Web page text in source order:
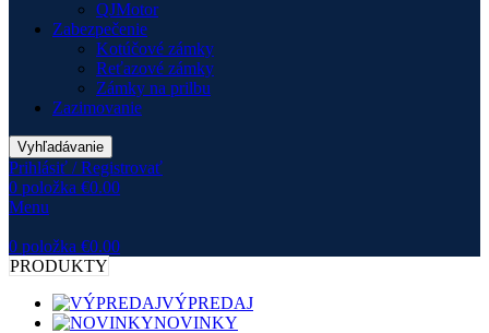
QJMotor
Zabezpečenie
Kotúčové zámky
Reťazové zámky
Zámky na prilbu
Zazimovanie
Vyhľadávanie
Prihlásiť / Registrovať
0 položka €0.00
Menu
0 položka €0.00
PRODUKTY
VÝPREDAJ
NOVINKY